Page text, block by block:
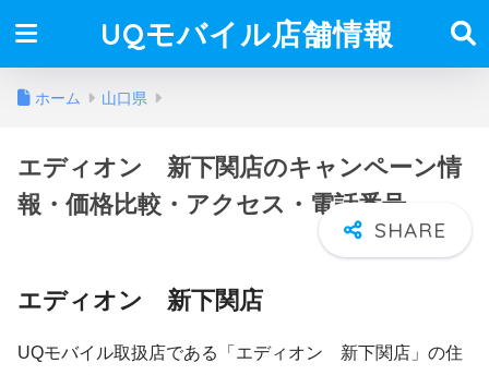
UQモバイル店舗情報
ホーム 山口県
エディオン 新下関店のキャンペーン情
報・価格比較・アクセス・電話番号
エディオン 新下関店
UQモバイル取扱店である「エディオン 新下関店」の住